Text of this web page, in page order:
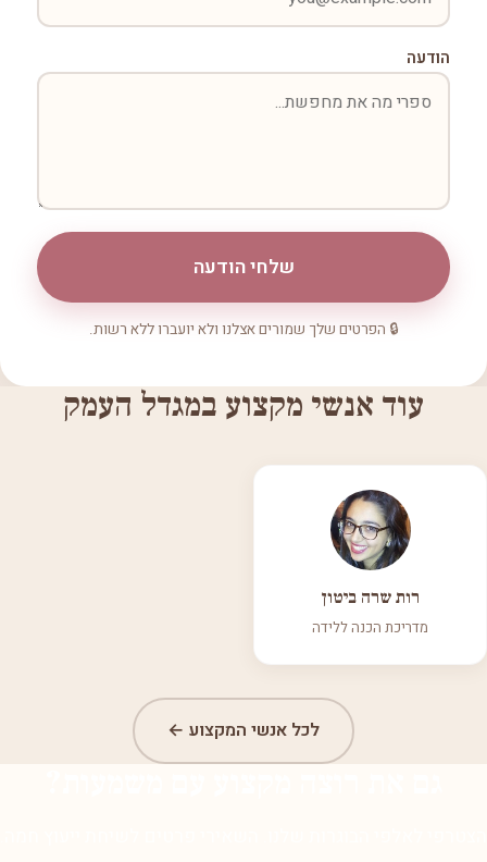
הודעה
שלחי הודעה
🔒 הפרטים שלך שמורים אצלנו ולא יועברו ללא רשות.
עוד אנשי מקצוע במגדל העמק
רות שרה ביטון
מדריכת הכנה ללידה
לכל אנשי המקצוע ←